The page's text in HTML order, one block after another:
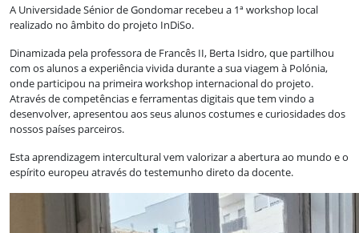
A Universidade Sénior de Gondomar recebeu a 1ª workshop local
realizado no âmbito do projeto InDiSo.
Dinamizada pela professora de Francês II, Berta Isidro, que partilhou
com os alunos a experiência vivida durante a sua viagem à Polónia,
onde participou na primeira workshop internacional do projeto.
Através de competências e ferramentas digitais que tem vindo a
desenvolver, apresentou aos seus alunos costumes e curiosidades dos
nossos países parceiros.
Esta aprendizagem intercultural vem valorizar a abertura ao mundo e o
espírito europeu através do testemunho direto da docente.